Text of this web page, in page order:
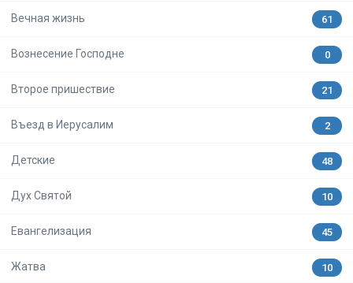
Вечная жизнь 61
Вознесение Господне 0
Второе пришествие 21
Въезд в Иерусалим 2
Детские 48
Дух Святой 10
Евангелизация 45
Жатва 10